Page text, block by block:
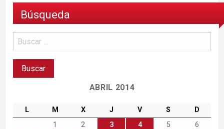
Búsqueda
ABRIL 2014
L M X J V S
D
1
2 3 4 5
6